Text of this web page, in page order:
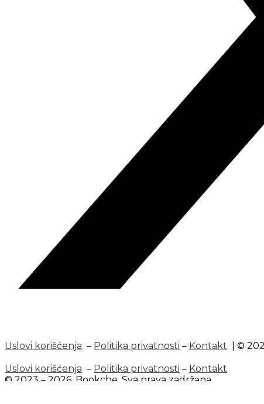
Uslovi korišćenja – Politika privatnosti – Kontakt | ©
Uslovi korišćenja – Politika privatnosti – Kontakt
© 2023 – 2026. Bookche. Sva prava zadržana.